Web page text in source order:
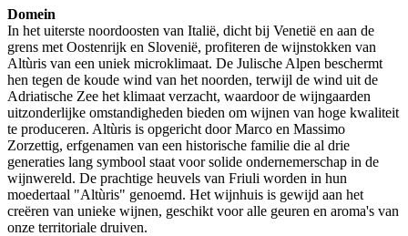
Domein
In het uiterste noordoosten van Italië, dicht bij Venetië en aan de
grens met Oostenrijk en Slovenië, profiteren de wijnstokken van
Altùris van een uniek microklimaat. De Julische Alpen beschermt
hen tegen de koude wind van het noorden, terwijl de wind uit de
Adriatische Zee het klimaat verzacht, waardoor de wijngaarden
uitzonderlijke omstandigheden bieden om wijnen van hoge kwaliteit
te produceren. Altùris is opgericht door Marco en Massimo
Zorzettig, erfgenamen van een historische familie die al drie
generaties lang symbool staat voor solide ondernemerschap in de
wijnwereld. De prachtige heuvels van Friuli worden in hun
moedertaal "Altùris" genoemd. Het wijnhuis is gewijd aan het
creëren van unieke wijnen, geschikt voor alle geuren en aroma's van
onze territoriale druiven.